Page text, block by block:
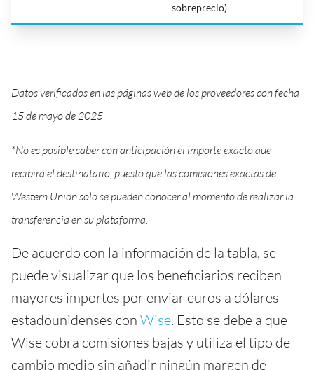
sobreprecio)
Datos verificados en las páginas web de los proveedores con fecha
15 de mayo de 2025
*No es posible saber con anticipación el importe exacto que
recibirá el destinatario, puesto que las comisiones exactas de
Western Union solo se pueden conocer al momento de realizar la
transferencia en su plataforma.
De acuerdo con la información de la tabla, se
puede visualizar que los beneficiarios reciben
mayores importes por enviar euros a dólares
estadounidenses con Wise. Esto se debe a que
Wise cobra comisiones bajas y utiliza el tipo de
cambio medio sin añadir ningún margen de